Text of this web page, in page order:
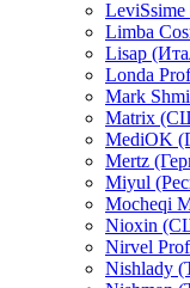
Limba
Lisap
Londa
Mark
Matrix
MediOK
Mertz
Miyul
Mocheqi
Nioxin
Nirvel
Nishlady